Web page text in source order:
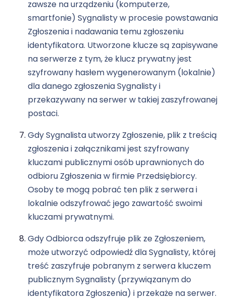
zawsze na urządzeniu (komputerze,
smartfonie) Sygnalisty w procesie powstawania
Zgłoszenia i nadawania temu zgłoszeniu
identyfikatora. Utworzone klucze są zapisywane
na serwerze z tym, że klucz prywatny jest
szyfrowany hasłem wygenerowanym (lokalnie)
dla danego zgłoszenia Sygnalisty i
przekazywany na serwer w takiej zaszyfrowanej
postaci.
Gdy Sygnalista utworzy Zgłoszenie, plik z treścią
zgłoszenia i załącznikami jest szyfrowany
kluczami publicznymi osób uprawnionych do
odbioru Zgłoszenia w firmie Przedsiębiorcy.
Osoby te mogą pobrać ten plik z serwera i
lokalnie odszyfrować jego zawartość swoimi
kluczami prywatnymi.
Gdy Odbiorca odszyfruje plik ze Zgłoszeniem,
może utworzyć odpowiedź dla Sygnalisty, której
treść zaszyfruje pobranym z serwera kluczem
publicznym Sygnalisty (przywiązanym do
identyfikatora Zgłoszenia) i przekaże na serwer.